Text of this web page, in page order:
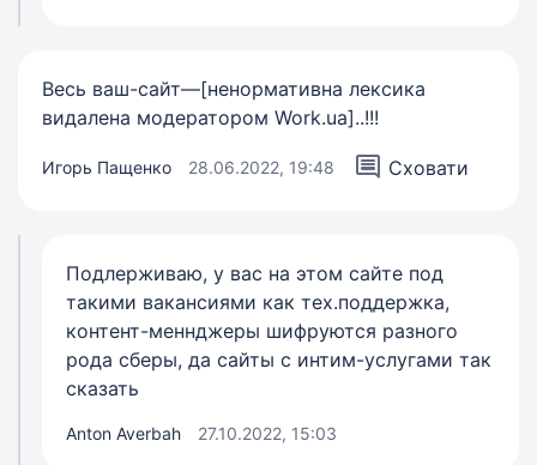
Весь ваш-сайт—[ненормативна лексика
видалена модератором Work.ua]..!!!
Игорь Пащенко 28.06.2022, 19:48 Сховати
Подлерживаю, у вас на этом сайте под
такими вакансиями как тех.поддержка,
контент-меннджеры шифруются разного
рода сберы, да сайты с интим-услугами так
сказать
Anton Averbah 27.10.2022, 15:03